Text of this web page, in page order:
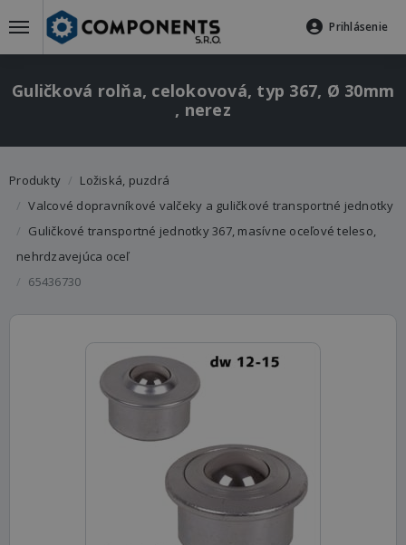
Prihlásenie
Guličková rolňa, celokovová, typ 367, Ø 30mm
, nerez
Produkty
Ložiská, puzdrá
Valcové dopravníkové valčeky a guličkové transportné jednotky
Guličkové transportné jednotky 367, masívne oceľové teleso,
nehrdzavejúca oceľ
65436730